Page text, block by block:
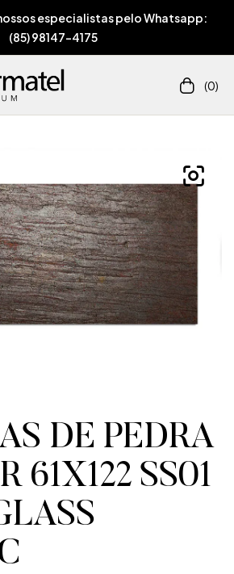
especialistas pelo Whatsapp:
(85) 98147-4175
(0)
DE PEDRA
61X122 SS01